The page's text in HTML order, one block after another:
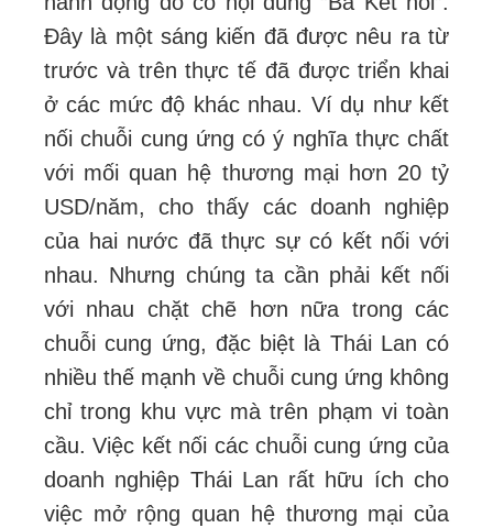
Đây là một sáng kiến đã được nêu ra từ
trước và trên thực tế đã được triển khai
ở các mức độ khác nhau. Ví dụ như kết
nối chuỗi cung ứng có ý nghĩa thực chất
với mối quan hệ thương mại hơn 20 tỷ
USD/năm, cho thấy các doanh nghiệp
của hai nước đã thực sự có kết nối với
nhau. Nhưng chúng ta cần phải kết nối
với nhau chặt chẽ hơn nữa trong các
chuỗi cung ứng, đặc biệt là Thái Lan có
nhiều thế mạnh về chuỗi cung ứng không
chỉ trong khu vực mà trên phạm vi toàn
cầu. Việc kết nối các chuỗi cung ứng của
doanh nghiệp Thái Lan rất hữu ích cho
việc mở rộng quan hệ thương mại của